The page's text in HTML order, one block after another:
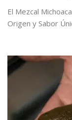
El Mezcal
Origen y Sabor